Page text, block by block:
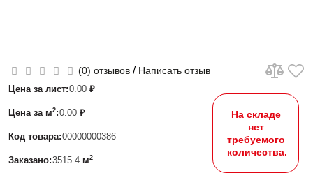
(0) отзывов / Написать отзыв
Цена за лист:0.00 ₽
Цена за м2:0.00 ₽
Код товара:00000000386
Заказано:3515.4 м2
На складе
нет
требуемого
количества.